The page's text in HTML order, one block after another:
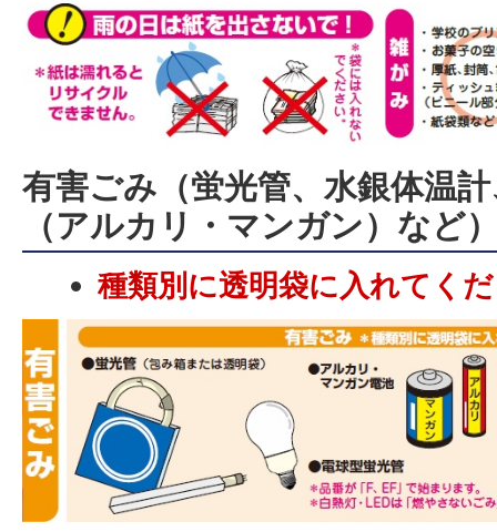
有害ごみ（蛍光管、水銀体温
（アルカリ・マンガン）など
種類別に透明袋に入れてく